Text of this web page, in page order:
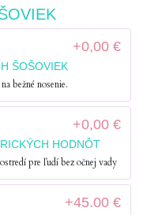
+0,00 €
ŠOŠOVIEK
bežné nosenie.
+0,00 €
HODNÔT
pre ľudí bez očnej vady
+45.00 €